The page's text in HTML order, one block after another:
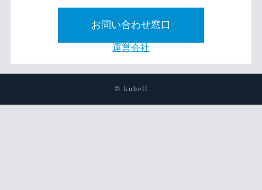
お問い合わせ窓口
運営会社
© kubell